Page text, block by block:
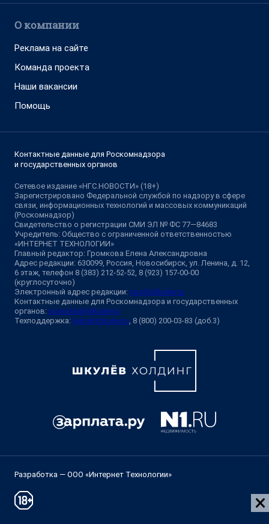
О компании
Реклама на сайте
Команда проекта
Наши вакансии
Помощь
Контактные данные для Роскомнадзора
и государственных органов
Сетевое издание «НГС.НОВОСТИ» (18+)
Зарегистрировано Федеральной службой по надзору в сфере
связи, информационных технологий и массовых коммуникаций
(Роскомнадзор)
Свидетельство о регистрации СМИ ЭЛ № ФС 77—84683
Учредитель: Общество с ограниченной ответственностью
«ИНТЕРНЕТ ТЕХНОЛОГИИ»
Главный редактор: Громкова Елена Александровна
Адрес редакции: 630099, Россия, Новосибирск, ул. Ленина, д. 12,
6 этаж, телефон 8 (383) 212-52-52, 8 (923) 157-00-00
(круглосуточно)
Электронный адрес редакции: ngs@shkulev.ru
Контактные данные для Роскомнадзора и государственных
органов: juristnsk@shkulev.ru
Техподдержка: help@shkulev.ru , 8 (800) 200-03-83 (доб.3)
Разработка — ООО «Интернет Технологии»